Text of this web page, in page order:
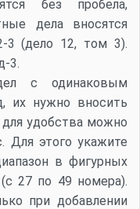
без пробела,
дела вносятся
3 (дело 12, том 3).
3.
с одинаковым
их нужно вносить
удобства можно
Для этого укажите
в фигурных
27 по 49 номера).
при добавлении